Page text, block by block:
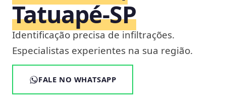
Tatuapé‑SP
Identificação precisa de infiltrações.
Especialistas experientes na sua região.
FALE NO WHATSAPP